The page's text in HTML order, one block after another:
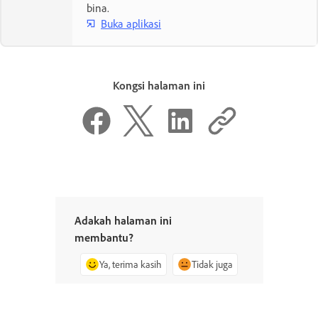
bina.
Buka aplikasi
Kongsi halaman ini
Adakah halaman ini
membantu?
Ya, terima kasih Tidak juga